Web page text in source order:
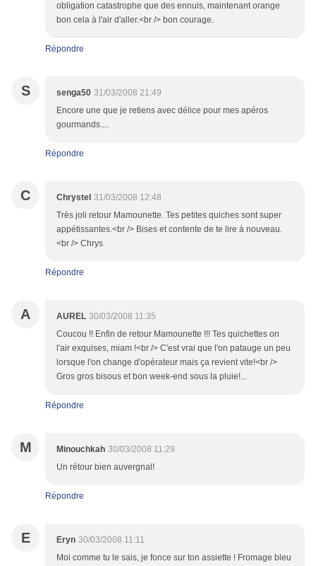
obligation catastrophe que des ennuis, maintenant orange
bon cela à l'air d'aller.<br /> bon courage.
Répondre
S senga50 31/03/2008 21:49
Encore une que je retiens avec délice pour mes apéros
gourmands....
Répondre
C Chrystel 31/03/2008 12:48
Très joli retour Mamounette. Tes petites quiches sont super
appétissantes.<br /> Bises et contente de te lire à nouveau.
<br /> Chrys
Répondre
A AUREL 30/03/2008 11:35
Coucou !! Enfin de retour Mamounette !!! Tes quichettes on
l'air exquises, miam !<br /> C'est vrai que l'on patauge un peu
lorsque l'on change d'opérateur mais ça revient vite!<br />
Gros gros bisous et bon week-end sous la pluie!...
Répondre
M Minouchkah 30/03/2008 11:29
Un rétour bien auvergnal!
Répondre
E Eryn 30/03/2008 11:11
Moi comme tu le sais, je fonce sur ton assiette ! Fromage bleu